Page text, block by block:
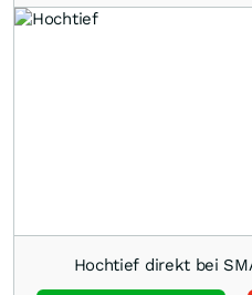
Hochtief direkt bei